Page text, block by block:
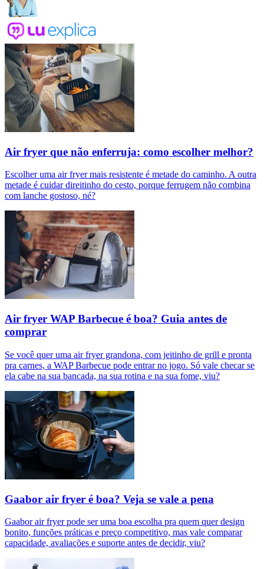
Air fryer que não enferruja: como escolher melhor?
Escolher uma air fryer mais resistente é metade do caminho. A outra
metade é cuidar direitinho do cesto, porque ferrugem não combina
com lanche gostoso, né?
Air fryer WAP Barbecue é boa? Guia antes de
comprar
Se você quer uma air fryer grandona, com jeitinho de grill e pronta
pra carnes, a WAP Barbecue pode entrar no jogo. Só vale checar se
ela cabe na sua bancada, na sua rotina e na sua fome, viu?
Gaabor air fryer é boa? Veja se vale a pena
Gaabor air fryer pode ser uma boa escolha pra quem quer design
bonito, funções práticas e preço competitivo, mas vale comparar
capacidade, avaliações e suporte antes de decidir, viu?